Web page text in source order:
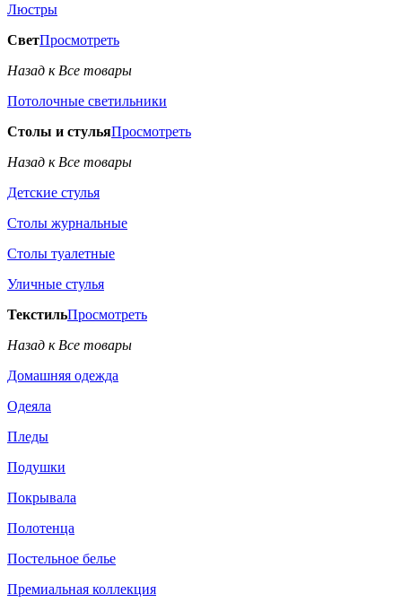
Люстры
СветПросмотреть
Назад к Все товары
Потолочные светильники
Столы и стульяПросмотреть
Назад к Все товары
Детские стулья
Столы журнальные
Столы туалетные
Уличные стулья
ТекстильПросмотреть
Назад к Все товары
Домашняя одежда
Одеяла
Пледы
Подушки
Покрывала
Полотенца
Постельное белье
Премиальная коллекция